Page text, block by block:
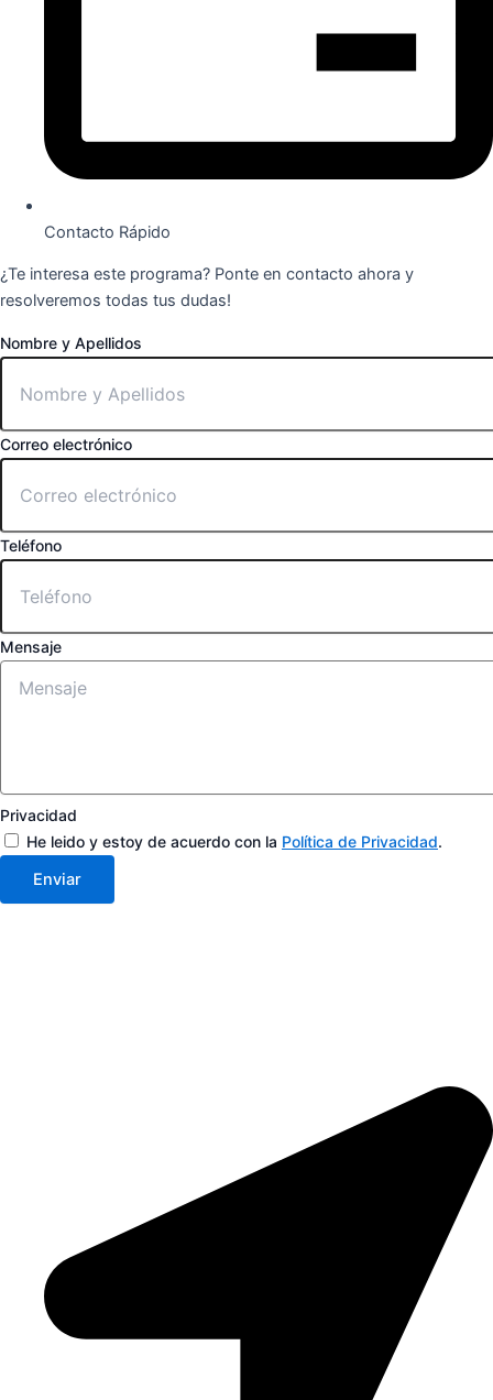
Contacto Rápido
¿Te interesa este programa? Ponte en contacto ahora y
resolveremos todas tus dudas!
Nombre y Apellidos
Correo electrónico
Teléfono
Mensaje
Privacidad
He leido y estoy de acuerdo con la Política de Privacidad.
Enviar